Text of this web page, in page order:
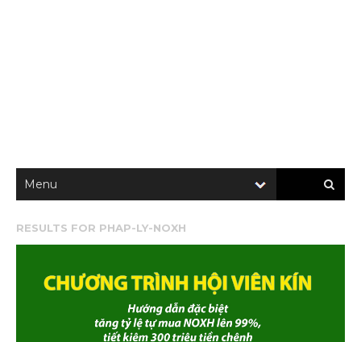
RESULTS FOR PHAP-LY-NOXH